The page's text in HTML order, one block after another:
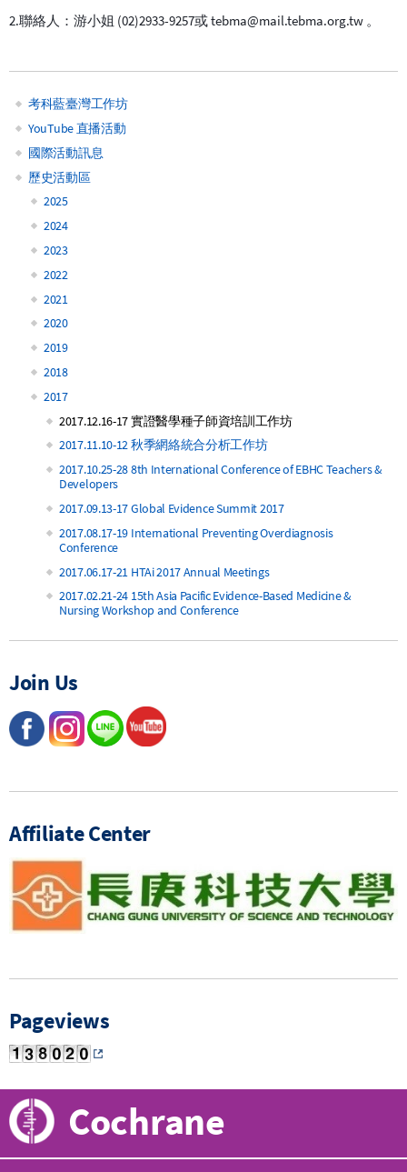
2.聯絡人：游小姐 (02)2933-9257或 tebma@mail.tebma.org.tw 。
Main
navigation
考科藍臺灣工作坊
YouTube 直播活動
國際活動訊息
歷史活動區
2025
2024
2023
2022
2021
2020
2019
2018
2017
2017.12.16-17 實證醫學種子師資培訓工作坊
2017.11.10-12 秋季網絡統合分析工作坊
2017.10.25-28 8th International Conference of EBHC Teachers &
Developers
2017.09.13-17 Global Evidence Summit 2017
2017.08.17-19 International Preventing Overdiagnosis
Conference
2017.06.17-21 HTAi 2017 Annual Meetings
2017.02.21-24 15th Asia Pacific Evidence-Based Medicine &
Nursing Workshop and Conference
Join Us
Affiliate Center
Pageviews
Cochrane